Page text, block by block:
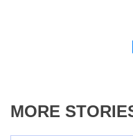
MORE